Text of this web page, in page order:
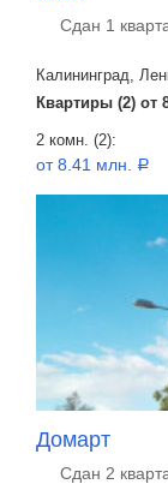
Сдан 1
Калининград,
Квартиры (2) от
2 комн. (2):
от 8.41 млн. a
Домарт
Сдан 2